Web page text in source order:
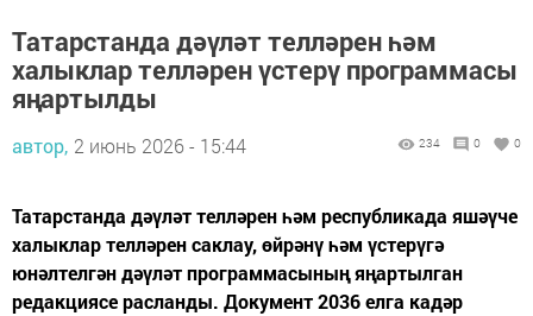
Татарстанда дәүләт телләрен һәм
халыклар телләрен үстерү программасы
яңартылды
автор, 2 июнь 2026 - 15:44 234 0 0
Татарстанда дәүләт телләрен һәм республикада яшәүче
халыклар телләрен саклау, өйрәнү һәм үстерүгә
юнәлтелгән дәүләт программасының яңартылган
редакциясе расланды. Документ 2036 елга кадәр